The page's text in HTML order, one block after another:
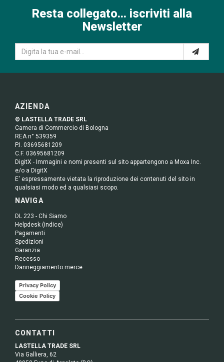
Resta collegato... iscriviti alla
Newsletter
AZIENDA
© LASTELLA TRADE SRL
Camera di Commercio di Bologna
REA n° 539359
P.I. 03695681209
C.F. 03695681209
DigitX - Immagini e nomi presenti sul sito appartengono a Moxa Inc.
e/o a DigitX
E' espressamente vietata la riproduzione dei contenuti del sito in
qualsiasi modo ed a qualsiasi scopo.
NAVIGA
DL 223 - Chi Siamo
Helpdesk (indice)
Pagamenti
Spedizioni
Garanzia
Recesso
Danneggiamento merce
Privacy Policy
Cookie Policy
CONTATTI
LASTELLA TRADE SRL
Via Galliera, 62